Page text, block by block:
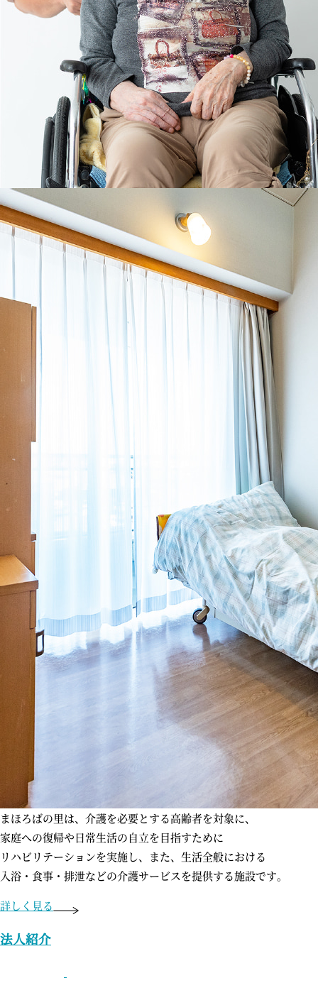
まほろばの里は、介護を必要とする高齢者を対象に、
家庭への復帰や日常生活の自立を目指すために
リハビリテーションを実施し、 また、生活全般における
入浴・食事・排泄などの介護サービスを提供する施設です。
詳しく見る
法人紹介